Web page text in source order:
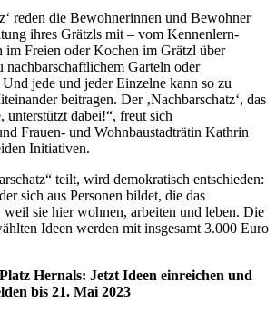
reden die Bewohnerinnen und Bewohner
ihres Grätzls mit – vom Kennenlern-
im Freien oder Kochen im Grätzl über
nachbarschaftlichem Garteln oder
jede und jeder Einzelne kann so zu
beitragen. Der ‚Nachbarschatz‘, das
unterstützt dabei!“, freut sich
Frauen- und Wohnbaustadträtin Kathrin
Initiativen.
teilt, wird demokratisch entschieden:
sich aus Personen bildet, die das
weil sie hier wohnen, arbeiten und leben. Die
Ideen werden mit insgesamt 3.000 Euro
Hernals: Jetzt Ideen einreichen und
bis 21. Mai 2023